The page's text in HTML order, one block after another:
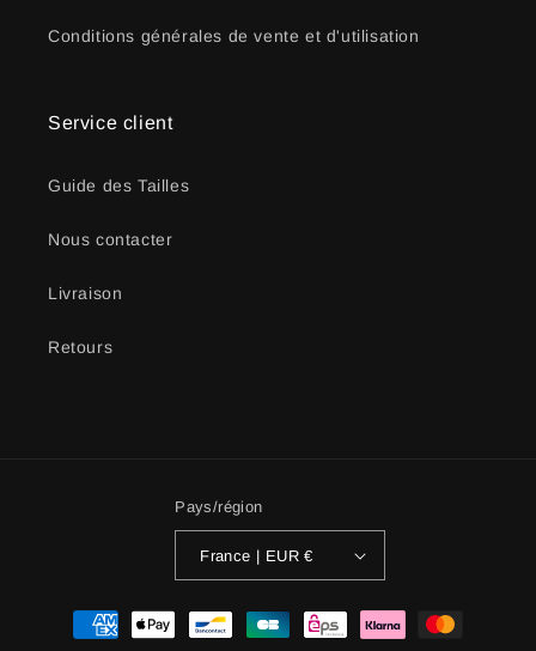
Conditions générales de vente et d'utilisation
Service client
Guide des Tailles
Nous contacter
Livraison
Retours
Pays/région
France | EUR €
Moyens